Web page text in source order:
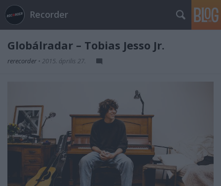
Recorder
Globálradar – Tobias Jesso Jr.
rerecorder • 2015. április 27.